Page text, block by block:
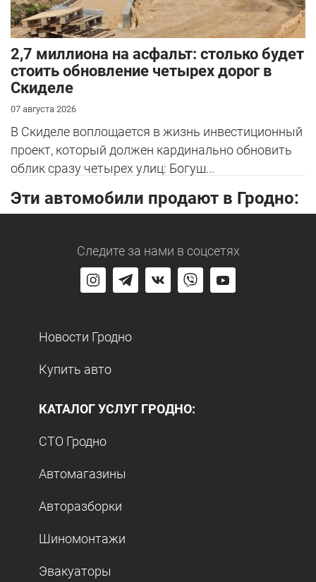
2,7 миллиона на асфальт: столько будет
стоить обновление четырех дорог в
Скиделе
07 августа 2026
В Скиделе воплощается в жизнь инвестиционный
проект, который должен кардинально обновить
облик сразу четырех улиц: Богуш...
Эти автомобили продают в Гродно:
Следите за нами в соцсетях
Новости Гродно
Купить авто
КАТАЛОГ УСЛУГ ГРОДНО:
СТО Гродно
Автомагазины
Авторазборки
Шиномонтажи
Эвакуаторы